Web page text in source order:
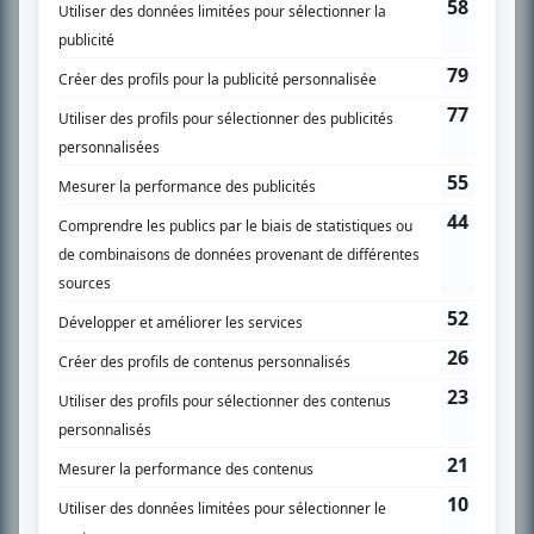
Chroniqueur télé du journal Le Soleil depuis 2001, Richard Therrien carbure à
son petit écran. Celui qu’on surnomme parfois «l’encyclopédie de la
spécialité: la télé québécoise. On peut l’entendre régulièrement commenter
En savoir plus »
SUR LE RÉSEAU BIZZ MÉDIA
PLAN DU SITE
Accueil
Liste des comédiens
Recherche avancée